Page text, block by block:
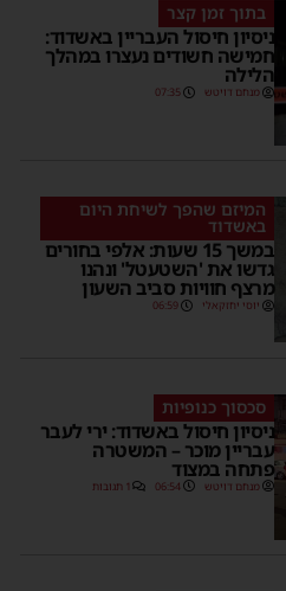
בתוך זמן קצר
ניסיון חיסול העבריין באשדוד:
חמישה חשודים נעצרו במהלך
הלילה
מנחם דויטש 07:35
המיזם שהפך לשיחת היום
באשדוד
במשך 15 שעות: אלפי בחורים
גדשו את 'השטעטל' ונהנו
מרצף חוויות סביב השעון
יוסי יחזקאלי 06:59
סכסוך כנופיות
ניסיון חיסול באשדוד: ירי לעבר
עבריין מוכר – המשטרה
פתחה במצוד
מנחם דויטש 06:54 1 תגובות